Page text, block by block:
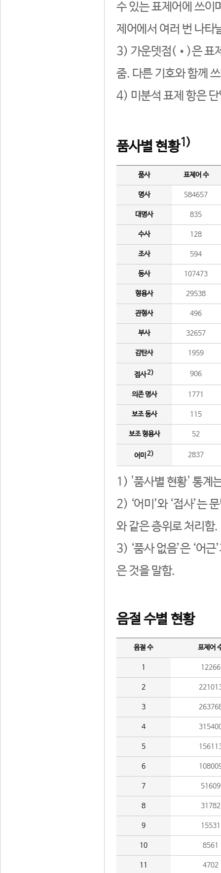
수 있는 표제어에 쓰이
제어에서 여러 번 나타
3) 가운뎃점(•)은 표
줌. 다른 기호와 함께
4) 미분석 표제 항은
품사별 현황1)
품사 표제어 수
명사 584657
대명사 835
수사 128
조사 594
동사 107473
형용사 29538
관형사 496
부사 32657
감탄사 1959
접사2) 906
의존 명사 1771
보조 동사 115
보조 형용사 52
어미 2) 2837
1) '품사별 현황' 통계
2) ‘어미’와 ‘접사’는
와 같은 층위로 처리함.
3) ‘품사 없음’은 ‘어
은 것을 말함.
음절 수별 현황
음절 수 표제어
1 12266
2
3
4
5
6
7 51609
8 31782
9 15531
10 8561
11 4702